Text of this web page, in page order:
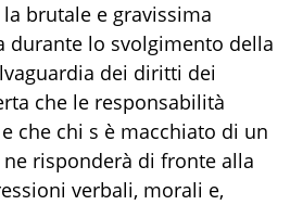
brutale e gravissima
durante lo svolgimento della
dei diritti dei
che le responsabilità
che chi s è macchiato di un
risponderà di fronte alla
verbali, morali e,